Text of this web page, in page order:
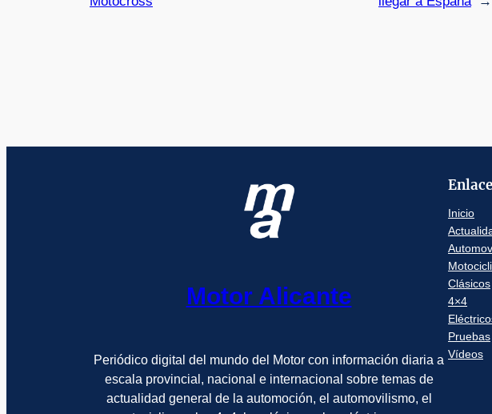
Motor Alicante
Periódico digital del mundo del Motor con información diaria a
escala provincial, nacional e internacional sobre temas de
actualidad general de la automoción, el automovilismo, el
Inicio
Clásicos
4×4
Pruebas
Vídeos